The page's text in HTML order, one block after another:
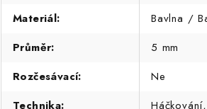
Materiál:
Bavlna /
Průměr:
5 mm
Rozčesávací:
Ne
Technika: